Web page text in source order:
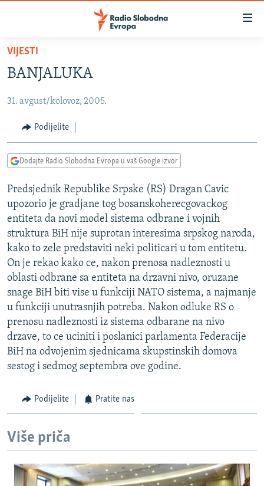
Pređite
glavni
Pređite
Pređite
pretragu
BOSNA I HERCEGOVINA
SRBIJA
KOSOVO
VIZUELNO
VIDEO
FOTOGALERIJE
INFOGRAFIKE
PODCASTI
RAT U UKRAJINI
KINA NA BALKANU
RSE PRIČE IZ SVIJETA
ISPRIČAJ MI
DNEVNO@RSE
SPECIJALI RSE
VIŠE OD NASLOVA
GENOCID U SREBRENICI
TV LIBERTY
MOJA EVROPA
TRI DECENIJE OD RATA U BIH
PRATITE NAS
Sve RFE/RL stranice
VIJESTI
BANJALUKA
31. avgust/kolovoz, 2005.
Podijelite
Dodajte Radio Slobodna Evropa u vaš Google izvor
Predsjednik Republike Srpske (RS) Dragan Cavic
upozorio je gradjane tog bosanskoherecgovackog
entiteta da novi model sistema odbrane i vojnih
struktura BiH nije suprotan interesima srpskog naroda,
kako to zele predstaviti neki politicari u tom entitetu.
On je rekao kako ce, nakon prenosa nadleznosti u
oblasti odbrane sa entiteta na drzavni nivo, oruzane
snage BiH biti vise u funkciji NATO sistema, a najmanje
u funkciji unutrasnjih potreba. Nakon odluke RS o
prenosu nadleznosti iz sistema odbarane na nivo
drzave, to ce uciniti i poslanici parlamenta Federacije
BiH na odvojenim sjednicama skupstinskih domova
sestog i sedmog septembra ove godine.
Podijelite Pratite nas
Više priča